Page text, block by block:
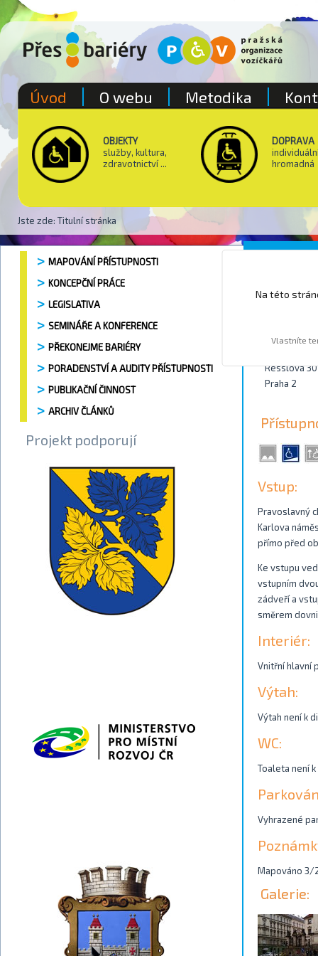
OBJEKTY
služby, kultura,
zdravotnictví ...
DOPRAVA
hromadná
Jste zde: Titulní stránka
Úvod O webu Metodika
MAPOVÁNÍ PŘÍSTUPNOSTI
KONCEPČNÍ PRÁCE
LEGISLATIVA
SEMINÁŘE A KONFERENCE
PŘEKONEJME BARIÉRY
PORADENSTVÍ A AUDITY PŘÍSTUPNOSTI
PUBLIKAČNÍ ČINNOST
ARCHIV ČLÁNKŮ
Projekt podporují
Resslova
Praha 2
Vstup:
Pravoslavný
Karlova
přímo před
Ke vstupu
vstupním
zádveří a
směrem
Interiér:
Vnitřní hlavní
Výtah:
Výtah není k
WC:
Toaleta není
Vyhrazené
Mapováno 3/
Galerie:
Na této
Vlastníte